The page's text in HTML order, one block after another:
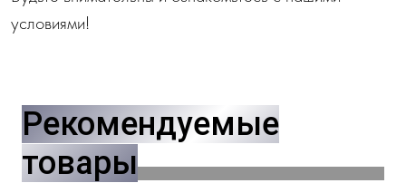
условиями!
Рекомендуемые
товары